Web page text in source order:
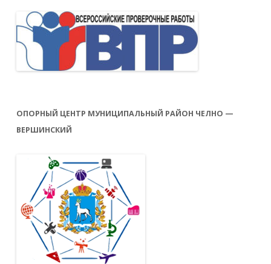
ОПОРНЫЙ ЦЕНТР МУНИЦИПАЛЬНЫЙ РАЙОН ЧЕЛНО —
ВЕРШИНСКИЙ